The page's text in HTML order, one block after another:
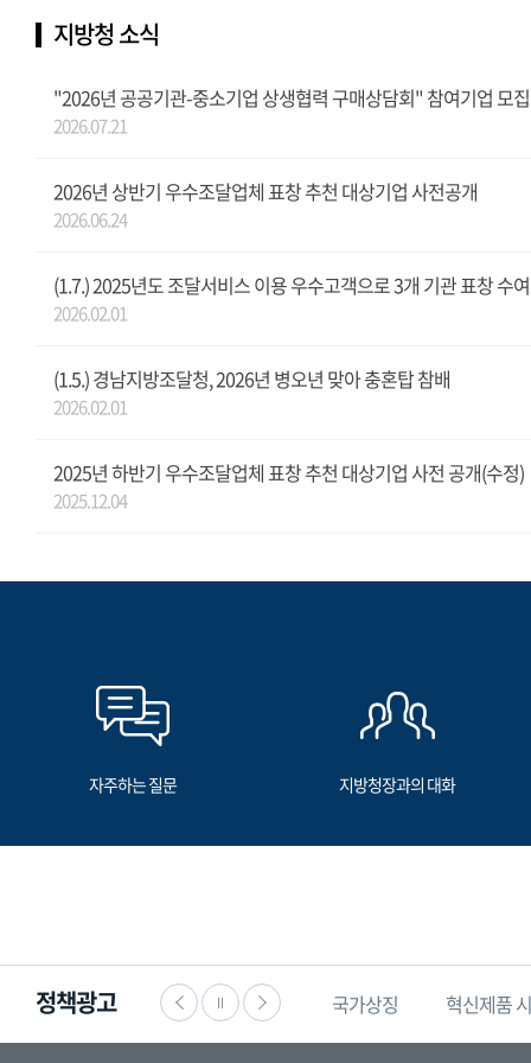
지방청 소식
"2026년 공공기관-중소기업 상생협력 구매상담회" 참여기업 모집
2026.07.21
2026년 상반기 우수조달업체 표창 추천 대상기업 사전공개
2026.06.24
(1.7.) 2025년도 조달서비스 이용 우수고객으로 3개 기관 표창 수여
2026.02.01
(1.5.) 경남지방조달청, 2026년 병오년 맞아 충혼탑 참배
2026.02.01
2025년 하반기 우수조달업체 표창 추천 대상기업 사전 공개(수정)
2025.12.04
자주하는 질문 지방청장과의 대화
정책광고
익신고 찾기쉬운 생활법령정보 국가상징 혁신제품